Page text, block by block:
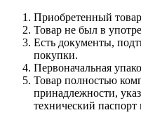
Приобретенный
Товар не был в
Есть документы,
покупки.
Первоначальная
Товар полностью
принадлежности,
технический